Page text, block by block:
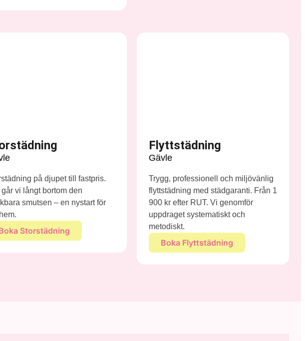
på djupet till fastpris.
går vi långt bortom den
smutsen – en nystart för
Storstädning
Flyttstädning
Gävle
Trygg, professionell och miljövänlig
flyttstädning med städgaranti. Från 1
900 kr efter RUT. Vi genomför
uppdraget systematiskt och
metodiskt.
Boka Flyttstädning